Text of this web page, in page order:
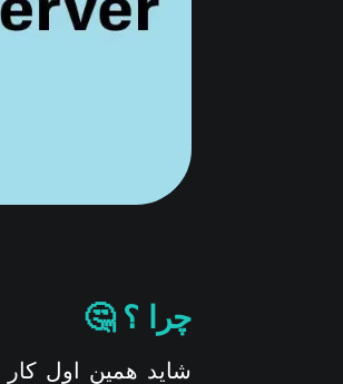
چرا ؟ 🤔
شاید همین اول کار